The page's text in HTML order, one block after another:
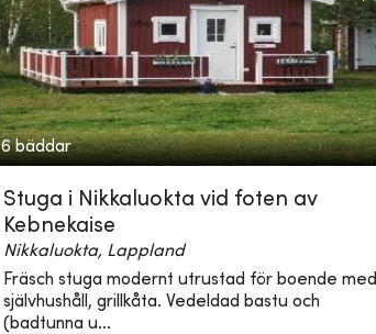
6 bäddar
Stuga i Nikkaluokta vid foten av
Kebnekaise
Nikkaluokta, Lappland
Fräsch stuga modernt utrustad för boende med
självhushåll, grillkåta. Vedeldad bastu och
(badtunna u...